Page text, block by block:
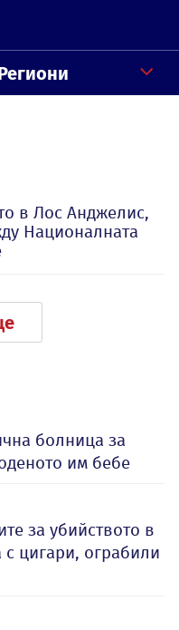
в Лос Анджелис,
Националната
болница за
им бебе
за убийството в
цигари, ограбили